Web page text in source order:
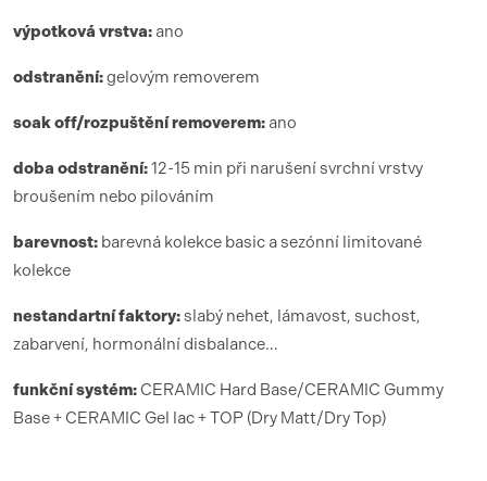
výpotková vrstva: ano
odstranění:gelovým removerem
soak off/rozpuštění removerem: ano
doba odstranění:12-15 min při narušení svrchní vrstvy
broušením nebo pilováním
barevnost: barevná kolekce basic a sezónní limitované
kolekce
nestandartní faktory:slabý nehet, lámavost, suchost,
zabarvení, hormonální disbalance…
funkční systém:CERAMIC Hard Base/CERAMIC Gummy
Base + CERAMIC Gel lac + TOP (Dry Matt/Dry Top)